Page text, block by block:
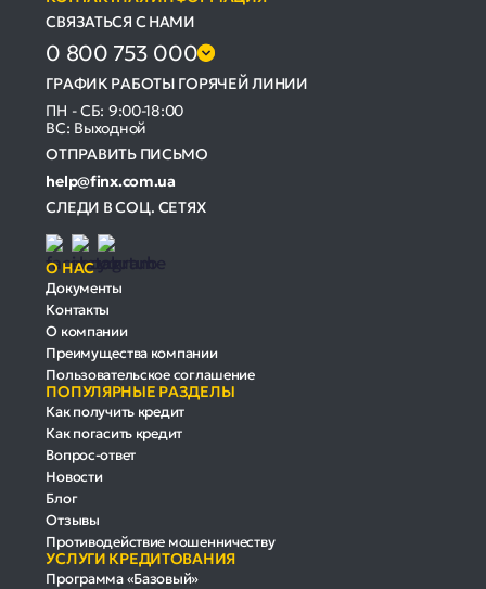
СВЯЗАТЬСЯ С НАМИ
0 800 753 000
ГРАФИК РАБОТЫ ГОРЯЧЕЙ ЛИНИИ
ПН - СБ: 9:00-18:00
ВС: Выходной
ОТПРАВИТЬ ПИСЬМО
help@finx.com.ua
СЛЕДИ В СОЦ. СЕТЯХ
О НАС
Документы
Контакты
О компании
Преимущества компании
Пользовательское соглашение
ПОПУЛЯРНЫЕ РАЗДЕЛЫ
Как получить кредит
Как погасить кредит
Вопрос-ответ
Новости
Блог
Отзывы
Противодействие мошенничеству
УСЛУГИ КРЕДИТОВАНИЯ
Программа «Базовый»